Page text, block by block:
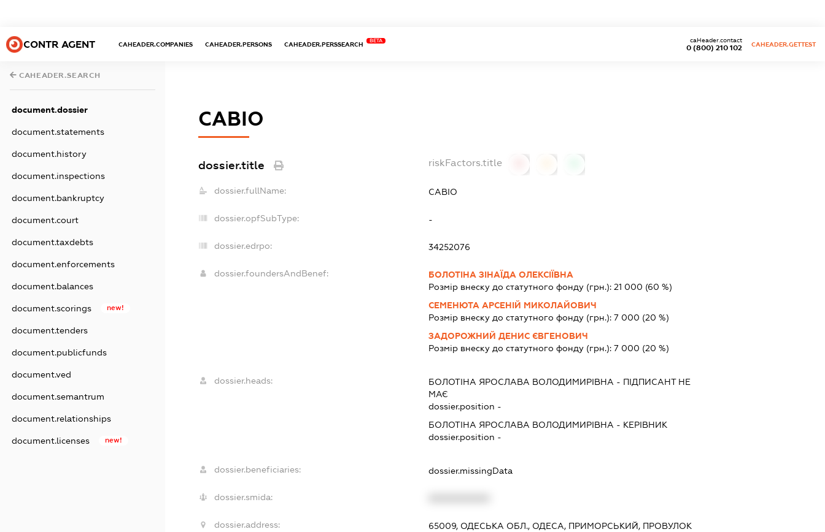
CONTR AGENT CAHEADER.COMPANIES CAHEADER.PERSONS CAHEADER.PERSSEARCH
BETA
0 (800) 210 102
caHeader.contact
CAHEADER.GETTEST
CAHEADER.SEARCH
document.dossier
document.statements
document.history
document.inspections
document.bankruptcy
document.court
document.taxdebts
document.enforcements
document.balances
document.scorings new!
document.tenders
document.publicfunds
document.ved
document.semantrum
document.relationships
document.licenses new!
САВІО
dossier.title riskFactors.title
dossier.fullName: САВІО
dossier.opfSubType: -
dossier.edrpo: 34252076
dossier.foundersAndBenef:
БОЛОТІНА ЗІНАЇДА ОЛЕКСІЇВНА
Розмір внеску до статутного фонду (грн.): 21 000 (60 %)
СЕМЕНЮТА АРСЕНІЙ МИКОЛАЙОВИЧ
Розмір внеску до статутного фонду (грн.): 7 000 (20 %)
ЗАДОРОЖНИЙ ДЕНИС ЄВГЕНОВИЧ
Розмір внеску до статутного фонду (грн.): 7 000 (20 %)
dossier.heads: БОЛОТІНА ЯРОСЛАВА ВОЛОДИМИРІВНА - ПІДПИСАНТНЕ
МАЄ
dossier.position -
БОЛОТІНА ЯРОСЛАВА ВОЛОДИМИРІВНА - КЕРІВНИК
dossier.position -
dossier.beneficiaries: dossier.missingData
dossier.smida:
dossier.address:
65009, ОДЕСЬКА ОБЛ., ОДЕСА, ПРИМОРСЬКИЙ, ПРОВУЛОК